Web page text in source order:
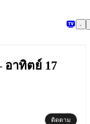
อาทิตย์ 17
ติดตาม